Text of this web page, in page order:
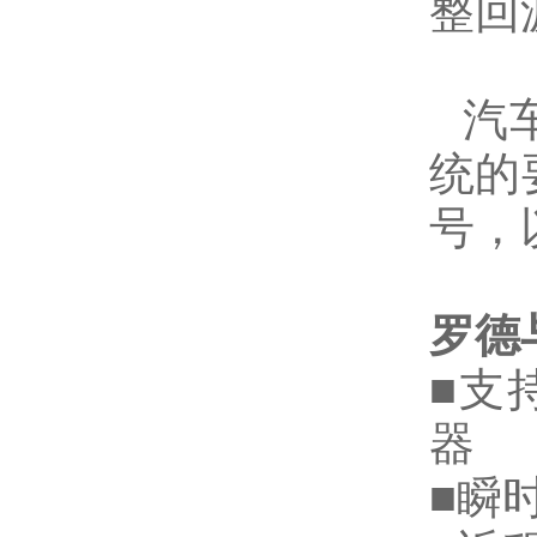
整回
汽
统的
号，
罗德
■支
器
■瞬